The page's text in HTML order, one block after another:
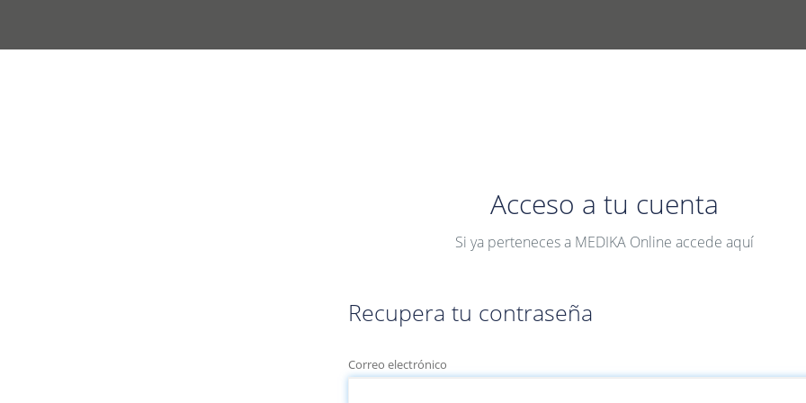
Acceso a tu cuenta
Si ya perteneces a MEDIKA Online accede aquí
Recupera tu contraseña
Correo electrónico